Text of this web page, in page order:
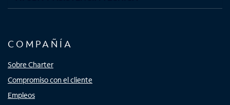
COMPAÑÍA
Sobre Charter
Compromiso con el cliente
Empleos